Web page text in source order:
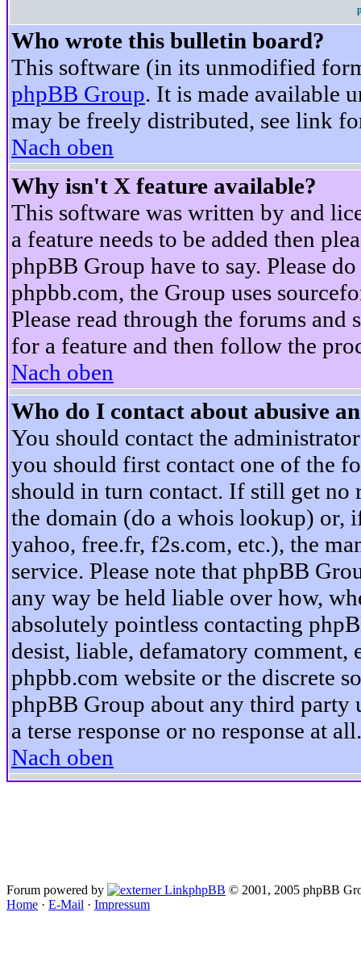
Who wrote this bulletin board?
This software (in its unmodified
phpBB Group. It is made available
may be freely distributed, see link
Nach oben
Why isn't X feature available?
This software was written by and
a feature needs to be added then
phpBB Group have to say. Please
phpbb.com, the Group uses
Please read through the forums
for a feature and then follow the
Nach oben
Who do I contact about abusive
You should contact the
you should first contact one of the
should in turn contact. If still get no
the domain (do a whois lookup) or,
yahoo, free.fr, f2s.com, etc.), the
service. Please note that phpBB
any way be held liable over how,
absolutely pointless contacting
desist, liable, defamatory
phpbb.com website or the discrete
phpBB Group about any third party
a terse response or no response at all.
Nach oben
Forum powered by phpBB © 2001, 2005 phpBB
Home · E-Mail · Impressum